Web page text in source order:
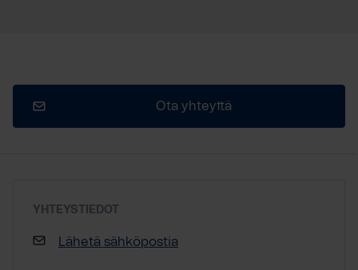
Ota yhteyttä
YHTEYSTIEDOT
Lähetä sähköpostia